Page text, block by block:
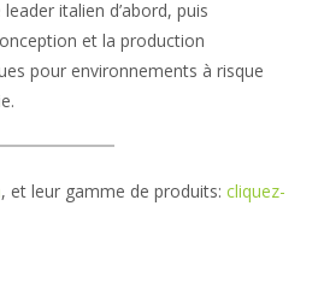
italien d’abord, puis
et la production
pour environnements à risque
, et leur gamme de produits: cliquez-